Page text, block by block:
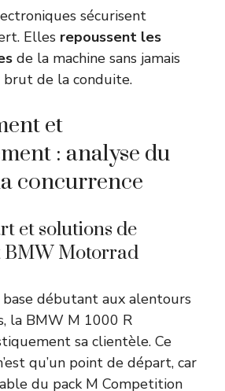
sécurisent
Elles repoussent les
de la machine sans jamais
de la conduite.
et
: analyse du
concurrence
et solutions de
BMW Motorrad
débutant aux alentours
la BMW M 1000 R
sa clientèle. Ce
qu’un point de départ, car
du pack M Competition